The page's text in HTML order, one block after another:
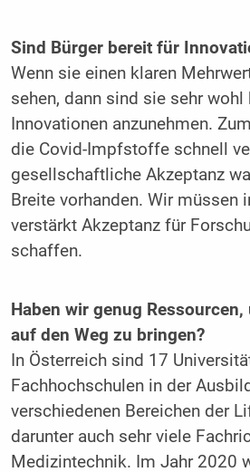
Sind Bürger bereit für
Wenn sie einen klaren
sehen, dann sind sie sehr wohl
Innovationen anzunehmen.
die Covid-Impfstoffe schnell
gesellschaftliche Akzeptanz
Breite vorhanden. Wir müssen
verstärkt Akzeptanz für
schaffen.
Haben wir genug
auf den Weg zu bringen?
In Österreich sind 17
Fachhochschulen in der
verschiedenen Bereichen der
darunter auch sehr viele
Medizintechnik. Im Jahr 2020